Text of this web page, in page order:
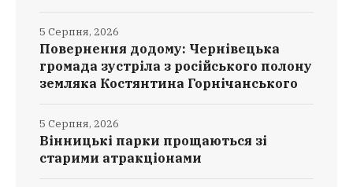
Повернення додому: Чернівецька
громада зустріла з російського полону
земляка Костянтина Горнічанського
5 Серпня, 2026
Вінницькі парки прощаються зі
старими атракціонами
5 Серпня, 2026